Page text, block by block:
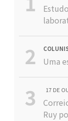
Uma
17 DE
Ruy